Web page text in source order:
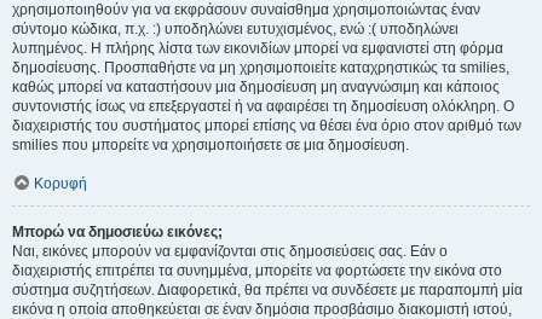
χρησιμοποιηθούν για να εκφράσουν συναίσθημα χρησιμοποιώντας έναν
σύντομο κώδικα, π.χ. :) υποδηλώνει ευτυχισμένος, ενώ :( υποδηλώνει
λυπημένος. Η πλήρης λίστα των εικονιδίων μπορεί να εμφανιστεί στη φόρμα
δημοσίευσης. Προσπαθήστε να μη χρησιμοποιείτε καταχρηστικώς τα smilies,
καθώς μπορεί να καταστήσουν μια δημοσίευση μη αναγνώσιμη και κάποιος
συντονιστής ίσως να επεξεργαστεί ή να αφαιρέσει τη δημοσίευση ολόκληρη. Ο
διαχειριστής του συστήματος μπορεί επίσης να θέσει ένα όριο στον αριθμό των
smilies που μπορείτε να χρησιμοποιήσετε σε μια δημοσίευση.
Κορυφή
Μπορώ να δημοσιεύω εικόνες;
Ναι, εικόνες μπορούν να εμφανίζονται στις δημοσιεύσεις σας. Εάν ο
διαχειριστής επιτρέπει τα συνημμένα, μπορείτε να φορτώσετε την εικόνα στο
σύστημα συζητήσεων. Διαφορετικά, θα πρέπει να συνδέσετε με παραπομπή μία
εικόνα η οποία αποθηκεύεται σε έναν δημόσια προσβάσιμο διακομιστή ιστού,